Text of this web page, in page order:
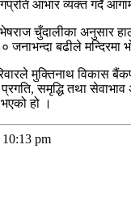
आभार व्यक्त गर्दै
भेषराज चुँदालीका अनुसार
जनाभन्दा बढीले मन्दिरमा
मुक्तिनाथ विकास
समृद्धि तथा
हो ।
pm